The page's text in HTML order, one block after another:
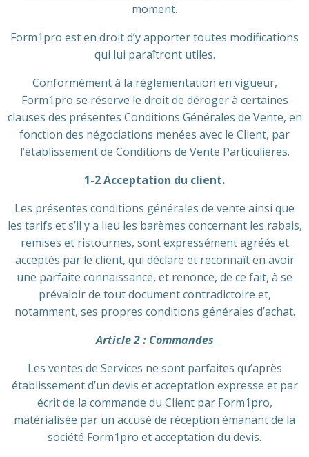
moment.
Form1pro est en droit d’y apporter toutes modifications
qui lui paraîtront utiles.
Conformément à la réglementation en vigueur,
Form1pro se réserve le droit de déroger à certaines
clauses des présentes Conditions Générales de Vente, en
fonction des négociations menées avec le Client, par
l’établissement de Conditions de Vente Particulières.
1-2 Acceptation du client.
Les présentes conditions générales de vente ainsi que
les tarifs et s’il y a lieu les barèmes concernant les rabais,
remises et ristournes, sont expressément agréés et
acceptés par le client, qui déclare et reconnaît en avoir
une parfaite connaissance, et renonce, de ce fait, à se
prévaloir de tout document contradictoire et,
notamment, ses propres conditions générales d’achat.
Article 2 : Commandes
Les ventes de Services ne sont parfaites qu’après
établissement d’un devis et acceptation expresse et par
écrit de la commande du Client par Form1pro,
matérialisée par un accusé de réception émanant de la
société Form1pro et acceptation du devis.